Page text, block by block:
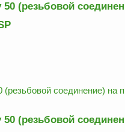
(резьбовой
(резьбовой